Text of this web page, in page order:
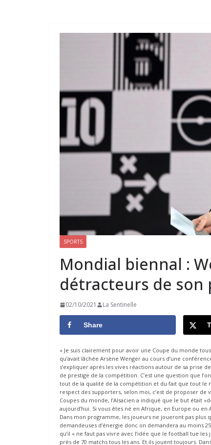
SPORTS
Mondial biennal :
détracteurs de son
02/10/2021 La Sentinelle
Share
« Je suis clairement pour avoir une Coupe du monde
qu’avait lâchée Arsène Wenger au cours d’une
s’expliquer après les vives réactions autour de sa prise
de prestige de la compétition. C’est une question que
tout de la qualité de la compétition et du fait que tout le
respect des supporters, selon moi, c’est de proposer
Coupes du monde, l’Alsacien a indiqué que le but était
aujourd’hui. Si vous êtes né en Afrique, en Europe ou
Dans mon programme, les joueurs ne joueront pas plus
demandeuses d’énergie donc on demandera au moins
qu’il « ne faut pas vivre avec l’idée que le football tue
près de 70 matchs tous les ans. Et ils jouent toujours.